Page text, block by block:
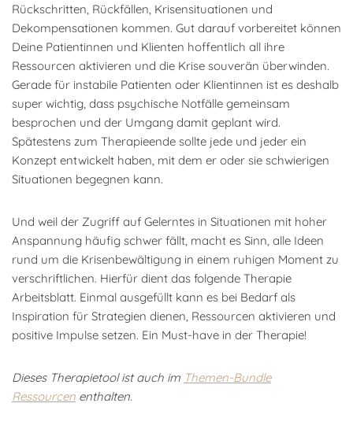
Rückschritten, Rückfällen, Krisensituationen und
Dekompensationen kommen. Gut darauf vorbereitet können
Deine Patientinnen und Klienten hoffentlich all ihre
Ressourcen aktivieren und die Krise souverän überwinden.
Gerade für instabile Patienten oder Klientinnen ist es deshalb
super wichtig, dass psychische Notfälle gemeinsam
besprochen und der Umgang damit geplant wird.
Spätestens zum Therapieende sollte jede und jeder ein
Konzept entwickelt haben, mit dem er oder sie schwierigen
Situationen begegnen kann.
Und weil der Zugriff auf Gelerntes in Situationen mit hoher
Anspannung häufig schwer fällt, macht es Sinn, alle Ideen
rund um die Krisenbewältigung in einem ruhigen Moment zu
verschriftlichen. Hierfür dient das folgende Therapie
Arbeitsblatt. Einmal ausgefüllt kann es bei Bedarf als
Inspiration für Strategien dienen, Ressourcen aktivieren und
positive Impulse setzen. Ein Must-have in der Therapie!
Dieses Therapietool ist auch im Themen-Bundle
Ressourcen enthalten.